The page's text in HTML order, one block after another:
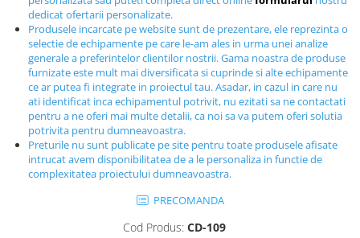
Cosuri de gunoi
Panouri pentru informare/Marcaje
Foisoare si pergole
Rastel Biciclete
Banci
dedicat ofertarii personalizate.
Produsele incarcate pe website sunt de prezentare, ele reprezinta o
selectie de echipamente pe care le-am ales in urma unei analize
generale a preferintelor clientilor nostrii. Gama noastra de produse
furnizate este mult mai diversificata si cuprinde si alte echipamente
ce ar putea fi integrate in proiectul tau. Asadar, in cazul in care nu
ati identificat inca echipamentul potrivit, nu ezitati sa ne contactati
pentru a ne oferi mai multe detalii, ca noi sa va putem oferi solutia
potrivita pentru dumneavoastra.
Preturile nu sunt publicate pe site pentru toate produsele afisate
intrucat avem disponibilitatea de a le personaliza in functie de
complexitatea proiectului dumneavoastra.
PRECOMANDA
Cod Produs: CD-109